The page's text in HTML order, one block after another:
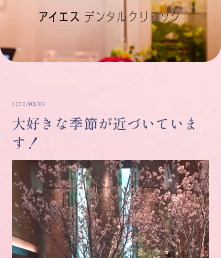
2020/03/07
大好きな季節が近づいていま
す！